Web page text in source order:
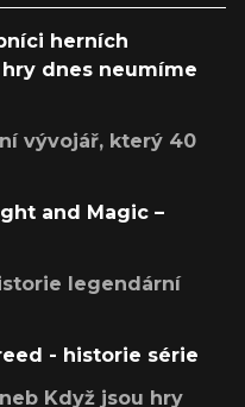
herních
dnes neumíme
vývojář, který 40
and Magic –
legendární
- historie série
Když jsou hry